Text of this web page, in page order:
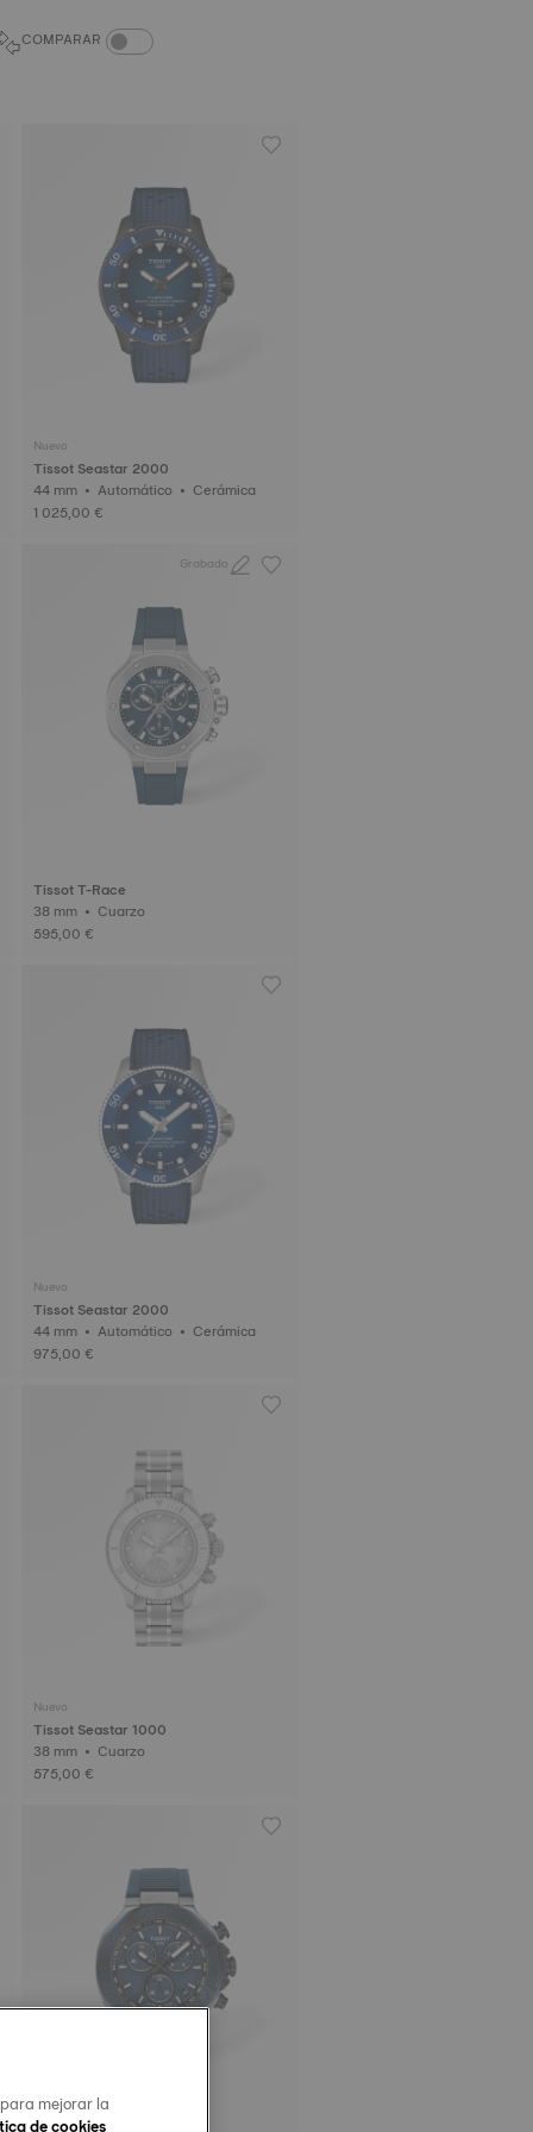
COMPARAR ALTERNAR COMPARACIÓN DE PRODUCTOS
Nuevo
Tissot Seastar 2000
44 mm • Automático • Cerámica
1 025,00 €
Grabado
Tissot T-Race
38 mm • Cuarzo
595,00 €
Nuevo
Tissot Seastar 2000
44 mm • Automático • Cerámica
975,00 €
Nuevo
Tissot Seastar 1000
38 mm • Cuarzo
575,00 €
mejorar la
de cookies